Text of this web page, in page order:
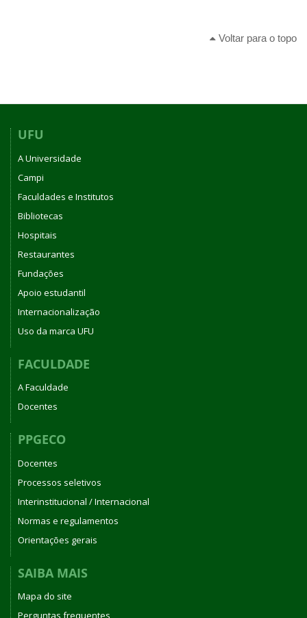
Voltar para o topo
UFU
A Universidade
Campi
Faculdades e Institutos
Bibliotecas
Hospitais
Restaurantes
Fundações
Apoio estudantil
Internacionalização
Uso da marca UFU
FACULDADE
A Faculdade
Docentes
PPGECO
Docentes
Processos seletivos
Interinstitucional / Internacional
Normas e regulamentos
Orientações gerais
SAIBA MAIS
Mapa do site
Perguntas frequentes